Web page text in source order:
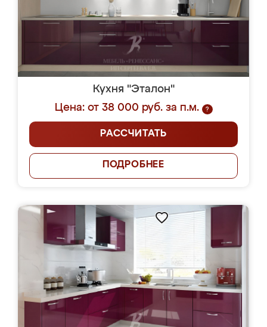
Кухня "Эталон"
Цена: от 38 000 руб. за п.м.
?
РАССЧИТАТЬ
ПОДРОБНЕЕ